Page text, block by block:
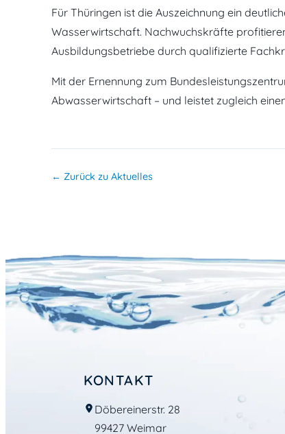
Für Thüringen ist die Auszeichnung ein
Wasserwirtschaft. Nachwuchskräfte
Ausbildungsbetriebe durch qualifizierte
Mit der Ernennung zum
Abwasserwirtschaft – und leistet zugleich
← Zurück zu Aktuelles
KONTAKT
Döbereinerstr. 28
99427 Weimar